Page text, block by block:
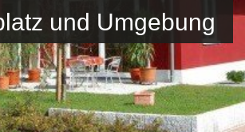
und Umgebung